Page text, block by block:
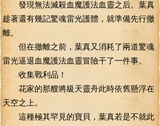
發現無法滅殺血魔護法血靈之后。葉真
趁著還有幾記驚魂雷光護體，就準備先行撤
離。
但在撤離之前，葉真又消耗了兩道驚魂
雷光逼退血魔護法血靈冒險干了一件事。
收集戰利品！
花家的那艘將級天靈舟此時依舊懸浮在
天空之上。
這種極其罕見的寶貝，葉真若是不就此